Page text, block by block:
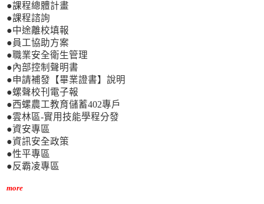
●課程總體計畫
●課程諮詢
●中途離校填報
●員工協助方案
●職業安全衛生管理
●內部控制聲明書
●申請補發【畢業證書】說明
●螺聲校刊電子報
●西螺農工教育儲蓄402專戶
●雲林區-實用技能學程分發
●資安專區
●資訊安全政策
●性平專區
●反霸凌專區
more